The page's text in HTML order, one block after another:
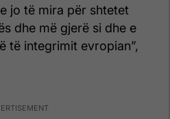
jo të mira për shtetet
dhe më gjerë si dhe e
të integrimit evropian”,